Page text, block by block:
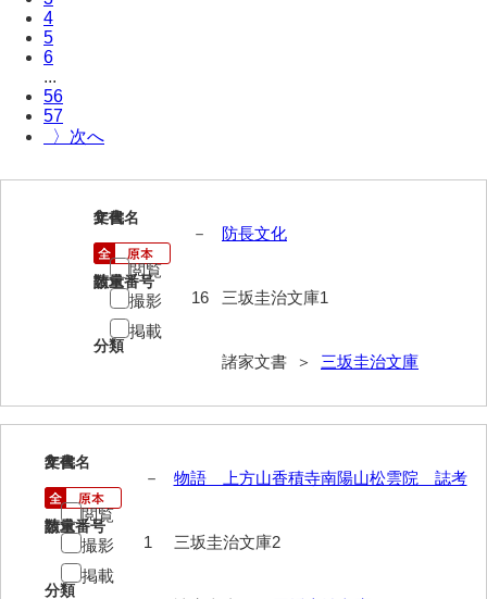
岩崎家文書（秋芳町）
岩崎家文書（鹿野町）
岩見博幸収集史料
上田家文書（防府市）
上松氏収集文書
4
5
6
...
56
57
〉
1
文書名
防長文化
請求番号
三坂圭治文庫1
分類
諸家文書 ＞ 三坂圭治文庫
年代
－
数量
16
閲覧
撮影
掲載
2
文書名
物語 上方山香積寺南陽山松雲院 誌考
請求番号
三坂圭治文庫2
分類
年代
－
数量
1
閲覧
撮影
掲載